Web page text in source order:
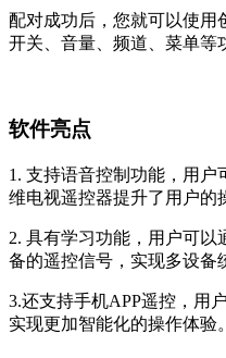
配对成功后，您就可以使用
开关、音量、频道、菜单等
软件亮点
1. 支持语音控制功能，用户
维电视遥控器提升了用户的
2. 具有学习功能，用户可
备的遥控信号，实现多设备
3.还支持手机APP遥控，用
实现更加智能化的操作体验。